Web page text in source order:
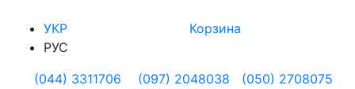
УКР
РУС
Корзина
(044) 3311706 (097) 2048038
(050) 2708075